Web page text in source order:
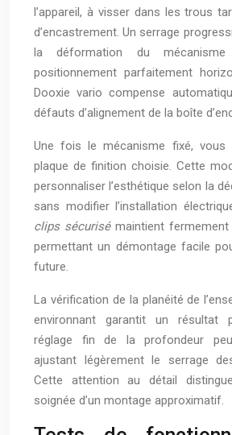
l’appareil, à visser dans les trous
d’encastrement. Un serrage
la déformation du
positionnement parfaitement
Dooxie vario compense
défauts d’alignement de la boîte
Une fois le mécanisme fixé, vous
plaque de finition choisie. Cette
personnaliser l’esthétique selon la
sans modifier l’installation
clips sécurisémaintient
permettant un démontage facile
future.
La vérification de la planéité de
environnant garantit un résultat
réglage fin de la profondeur
ajustant légèrement le serrage
Cette attention au détail
soignée d’un montage approximatif.